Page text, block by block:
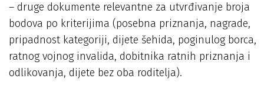
– druge dokumente relevantne za utvrđivanje broja
bodova po kriterijima (posebna priznanja, nagrade,
pripadnost kategoriji, dijete šehida, poginulog borca,
ratnog vojnog invalida, dobitnika ratnih priznanja i
odlikovanja, dijete bez oba roditelja).